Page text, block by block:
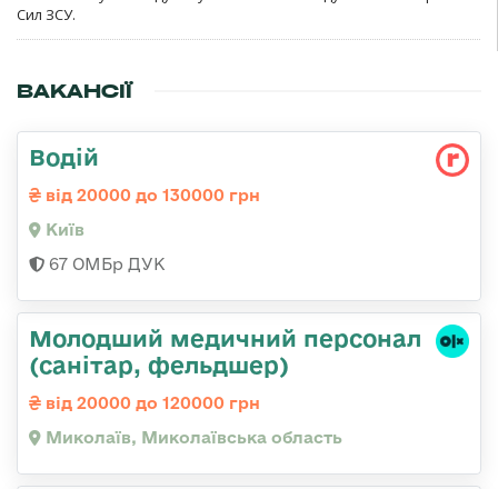
Сил ЗСУ.
ВАКАНСІЇ
Водій
від 20000 до 130000 грн
Київ
67 ОМБр ДУК
Молодший медичний персонал
(санітар, фельдшер)
від 20000 до 120000 грн
Миколаїв, Миколаївська область